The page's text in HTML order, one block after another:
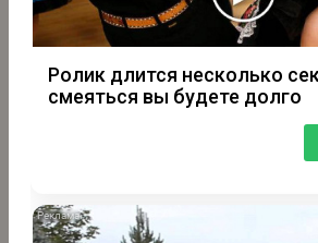
Ролик длится несколько
смеяться вы будете долго